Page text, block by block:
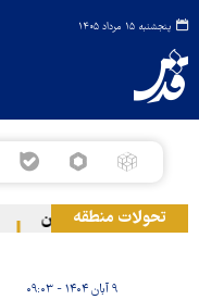
پنجشنبه ۱۵ مرداد ۱۴۰۵
تحولات منطقه
دو منطقه در لبنان
۹ آبان ۱۴۰۴ - ۰۹:۰۳